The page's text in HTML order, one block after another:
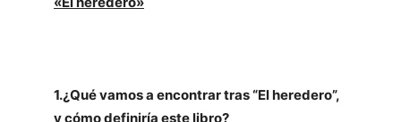
1.¿Qué vamos a encontrar tras “El heredero”,
y cómo definiría este libro?